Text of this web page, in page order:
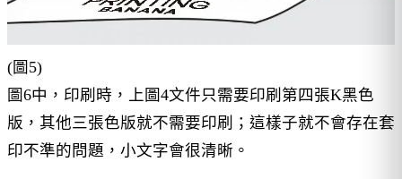
(圖5)
圖6中，印刷時，上圖4文件只需要印刷第四張K黑色
版，其他三張色版就不需要印刷；這樣子就不會存在套
印不準的問題，小文字會很清晰。